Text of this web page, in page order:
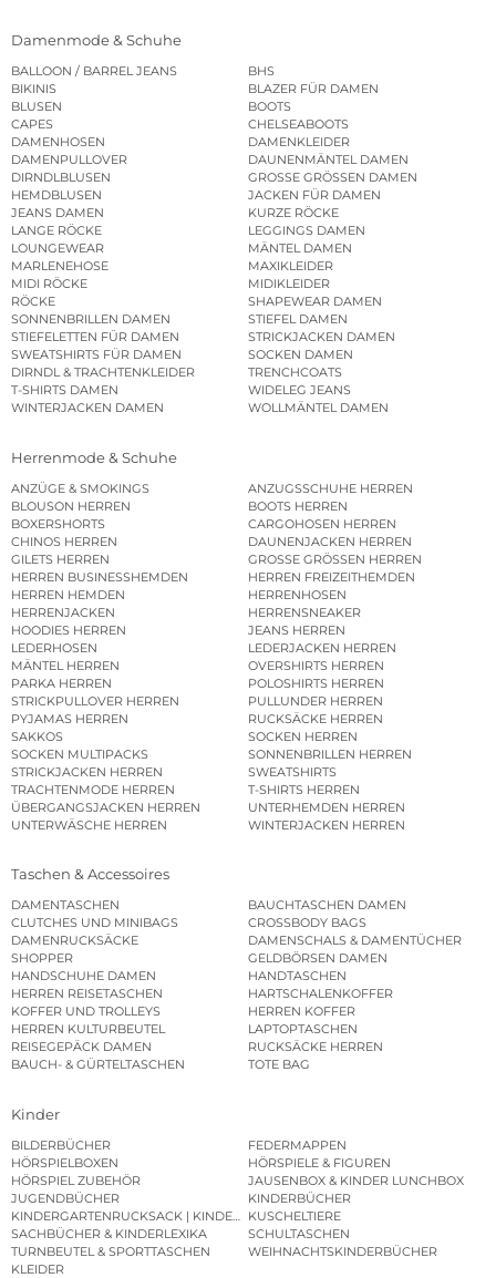
Damenmode & Schuhe
BALLOON / BARREL JEANS
BHS
BIKINIS
BLAZER FÜR DAMEN
BLUSEN
BOOTS
CAPES
CHELSEABOOTS
DAMENHOSEN
DAMENKLEIDER
DAMENPULLOVER
DAUNENMÄNTEL DAMEN
DIRNDLBLUSEN
GROSSE GRÖSSEN DAMEN
HEMDBLUSEN
JACKEN FÜR DAMEN
JEANS DAMEN
KURZE RÖCKE
LANGE RÖCKE
LEGGINGS DAMEN
LOUNGEWEAR
MÄNTEL DAMEN
MARLENEHOSE
MAXIKLEIDER
MIDI RÖCKE
MIDIKLEIDER
RÖCKE
SHAPEWEAR DAMEN
SONNENBRILLEN DAMEN
STIEFEL DAMEN
STIEFELETTEN FÜR DAMEN
STRICKJACKEN DAMEN
SWEATSHIRTS FÜR DAMEN
SOCKEN DAMEN
DIRNDL & TRACHTENKLEIDER
TRENCHCOATS
T-SHIRTS DAMEN
WIDELEG JEANS
WINTERJACKEN DAMEN
WOLLMÄNTEL DAMEN
Herrenmode & Schuhe
ANZÜGE & SMOKINGS
ANZUGSSCHUHE HERREN
BLOUSON HERREN
BOOTS HERREN
BOXERSHORTS
CARGOHOSEN HERREN
CHINOS HERREN
DAUNENJACKEN HERREN
GILETS HERREN
GROSSE GRÖSSEN HERREN
HERREN BUSINESSHEMDEN
HERREN FREIZEITHEMDEN
HERREN HEMDEN
HERRENHOSEN
HERRENJACKEN
HERRENSNEAKER
HOODIES HERREN
JEANS HERREN
LEDERHOSEN
LEDERJACKEN HERREN
MÄNTEL HERREN
OVERSHIRTS HERREN
PARKA HERREN
POLOSHIRTS HERREN
STRICKPULLOVER HERREN
PULLUNDER HERREN
PYJAMAS HERREN
RUCKSÄCKE HERREN
SAKKOS
SOCKEN HERREN
SOCKEN MULTIPACKS
SONNENBRILLEN HERREN
STRICKJACKEN HERREN
SWEATSHIRTS
TRACHTENMODE HERREN
T-SHIRTS HERREN
ÜBERGANGSJACKEN HERREN
UNTERHEMDEN HERREN
UNTERWÄSCHE HERREN
WINTERJACKEN HERREN
Taschen & Accessoires
DAMENTASCHEN
BAUCHTASCHEN DAMEN
CLUTCHES UND MINIBAGS
CROSSBODY BAGS
DAMENRUCKSÄCKE
DAMENSCHALS & DAMENTÜCHER
SHOPPER
GELDBÖRSEN DAMEN
HANDSCHUHE DAMEN
HANDTASCHEN
HERREN REISETASCHEN
HARTSCHALENKOFFER
KOFFER UND TROLLEYS
HERREN KOFFER
HERREN KULTURBEUTEL
LAPTOPTASCHEN
REISEGEPÄCK DAMEN
RUCKSÄCKE HERREN
BAUCH- & GÜRTELTASCHEN
TOTE BAG
Kinder
BILDERBÜCHER
FEDERMAPPEN
HÖRSPIELBOXEN
HÖRSPIELE & FIGUREN
HÖRSPIEL ZUBEHÖR
JAUSENBOX & KINDER LUNCHBOX
JUGENDBÜCHER
KINDERBÜCHER
KINDERGARTENRUCKSACK | KINDERGARTENBEUTEL
KUSCHELTIERE
SACHBÜCHER & KINDERLEXIKA
SCHULTASCHEN
TURNBEUTEL & SPORTTASCHEN
WEIHNACHTSKINDERBÜCHER
KLEIDER